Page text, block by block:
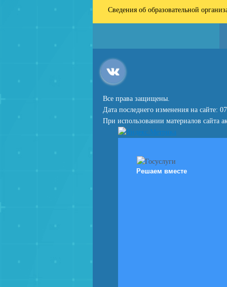
Сведения об образовательной
Все права защищены.
Дата последнего изменения на сайте:
При использовании материалов сайта
Решаем вместе